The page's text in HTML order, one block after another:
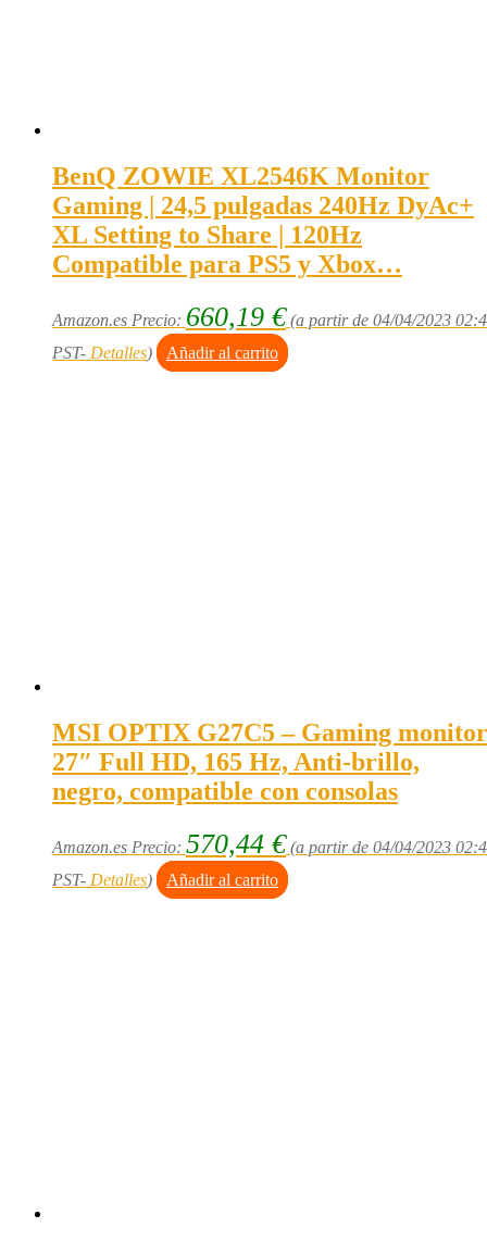
BenQ ZOWIE XL2546K Monitor
Gaming | 24,5 pulgadas 240Hz DyAc+
XL Setting to Share | 120Hz
Compatible para PS5 y Xbox…
Amazon.es Precio: 660,19 € (a partir de 04/04/2023
PST- Detalles) Añadir al carrito
MSI OPTIX G27C5 – Gaming monitor
27″ Full HD, 165 Hz, Anti-brillo,
negro, compatible con consolas
Amazon.es Precio: 570,44 € (a partir de 04/04/2023
PST- Detalles) Añadir al carrito